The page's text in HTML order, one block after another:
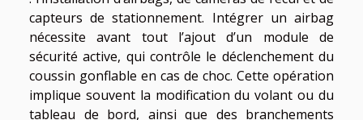
capteurs de stationnement. Intégrer un airbag
nécessite avant tout l’ajout d’un module de
sécurité active, qui contrôle le déclenchement du
coussin gonflable en cas de choc. Cette opération
implique souvent la modification du volant ou du
tableau de bord, ainsi que des branchements